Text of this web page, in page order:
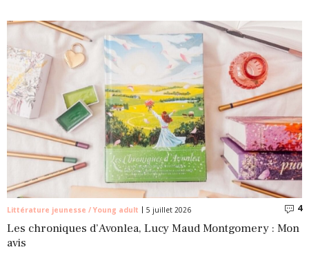
Littérature jeunesse / Young adult 5 juillet 2026 4
Les chroniques d’Avonlea, Lucy Maud Montgomery : Mon
avis